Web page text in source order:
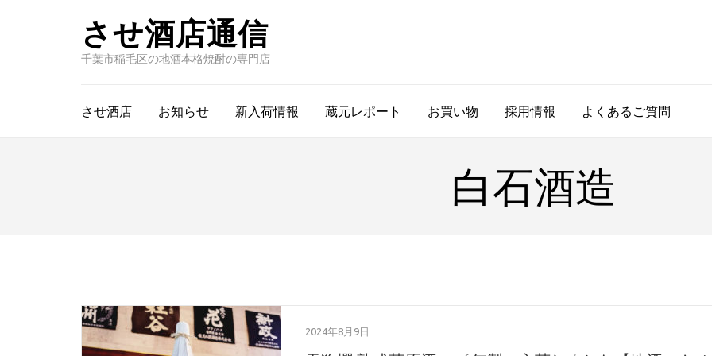
させ酒店通信
千葉市稲毛区の地酒本格焼酎の専門店
させ酒店 お知らせ 新入荷情報 蔵元レポート お買い物 採用情報 よくあるご質問
白石酒造
2024年8月9日